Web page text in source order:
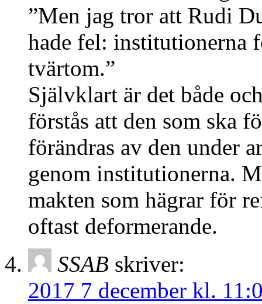
”Men jag tror att Rudi
hade fel: institutionerna
tvärtom.”
Självklart är det både
förstås att den som ska
förändras av den under
genom institutionerna.
makten som hägrar för
oftast deformerande.
SSAB skriver:
2017 7 december kl.